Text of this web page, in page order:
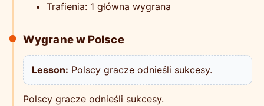
Trafienia: 1 główna wygrana
Wygrane w Polsce
Lesson: Polscy gracze odnieśli sukcesy.
Polscy gracze odnieśli sukcesy.